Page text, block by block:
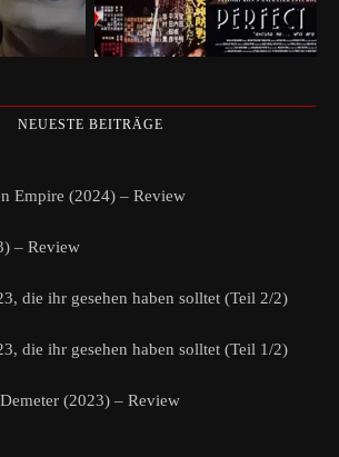
NEUESTE BEITRÄGE
Empire (2024) – Review
– Review
die ihr gesehen haben solltet (Teil 2/2)
die ihr gesehen haben solltet (Teil 1/2)
(2023) – Review